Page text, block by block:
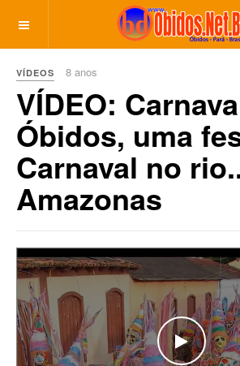
VÍDEOS 8 anos
VÍDEO:
Óbidos, uma
Carnaval no
Amazonas
WATCH